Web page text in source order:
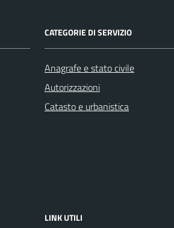
CATEGORIE DI SERVIZIO
Anagrafe e stato civile
Autorizzazioni
Catasto e urbanistica
LINK UTILI